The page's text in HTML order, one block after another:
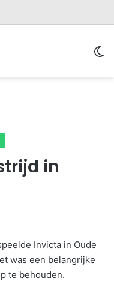
in
Invicta in Oude
was een belangrijke
te behouden.